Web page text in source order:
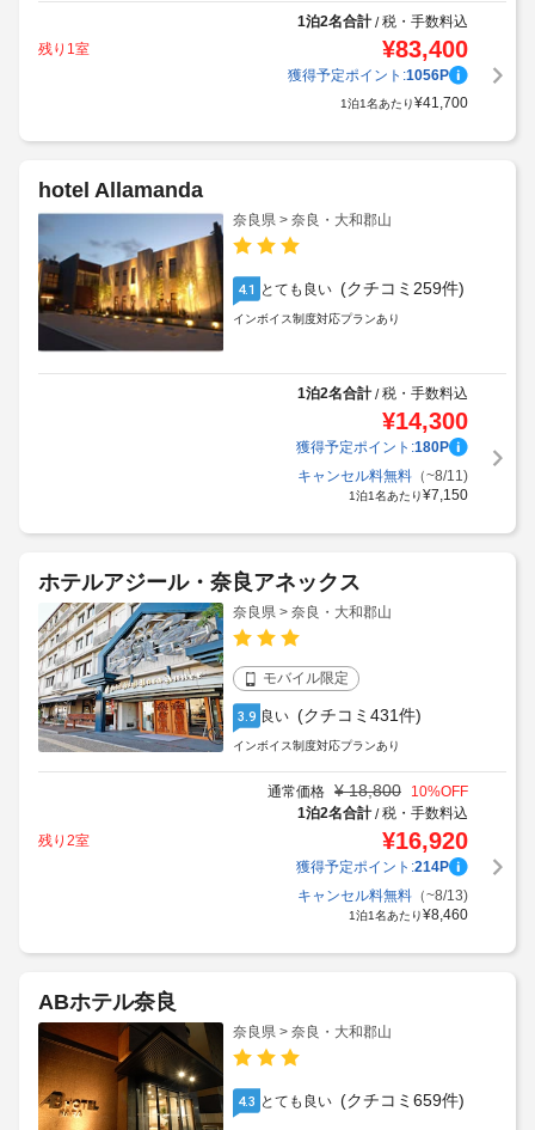
1泊2名合計/税・手数料込
残り1室
¥83,400
獲得予定ポイント:1056P
1泊1名あたり¥41,700
hotel Allamanda
奈良県 > 奈良・大和郡山
4.1 とても良い (クチコミ259件)
インボイス制度対応プランあり
1泊2名合計/税・手数料込
¥14,300
獲得予定ポイント:180P
キャンセル料無料（~8/11)
1泊1名あたり¥7,150
ホテルアジール・奈良アネックス
奈良県 > 奈良・大和郡山
モバイル限定
3.9 良い (クチコミ431件)
インボイス制度対応プランあり
通常価格 ¥ 18,800 10%OFF
1泊2名合計/税・手数料込
残り2室
¥16,920
獲得予定ポイント:214P
キャンセル料無料（~8/13)
1泊1名あたり¥8,460
ABホテル奈良
奈良県 > 奈良・大和郡山
4.3 とても良い (クチコミ659件)